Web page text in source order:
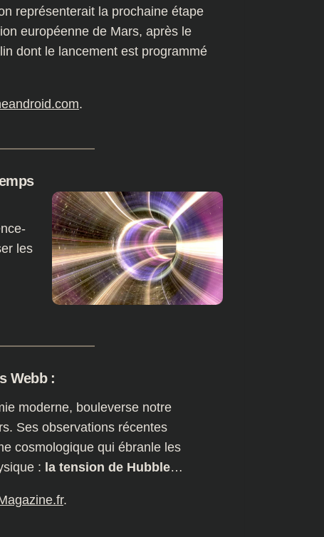
représenterait la prochaine étape
européenne de Mars, après le
dont le lancement est programmé
.
les
Webb :
moderne, bouleverse notre
Ses observations récentes
cosmologique qui ébranle les
: la tension de Hubble…
.